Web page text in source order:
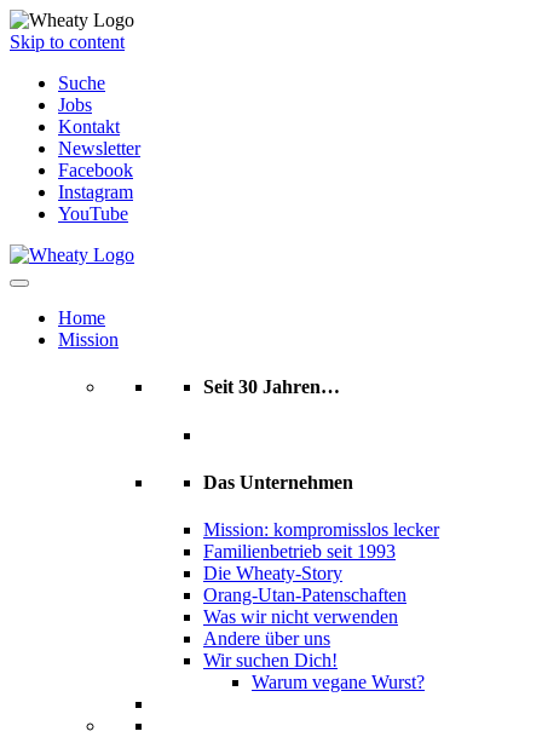
Skip to content
Suche
Jobs
Kontakt
Newsletter
Facebook
Instagram
YouTube
Home
Mission
Seit 30 Jahren…
Das Unternehmen
Mission: kompromisslos lecker
Familienbetrieb seit 1993
Die Wheaty-Story
Orang-Utan-Patenschaften
Was wir nicht verwenden
Andere über uns
Wir suchen Dich!
Warum vegane Wurst?